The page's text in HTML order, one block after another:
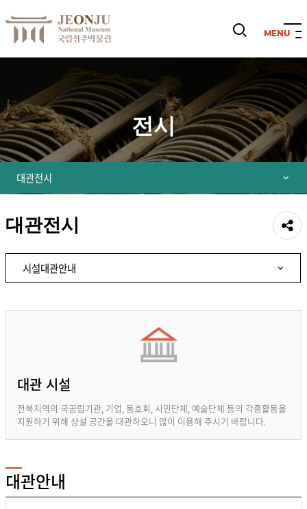
색
기
전시
대관전시
대관전시
공유
하기
시설대관안내
대관 시설
전북지역의 국공립기관, 기업, 동호회, 시민단체, 예술단체 등의 각종활동을
지원하기 위해 상설 공간을 대관하오니 많이 이용해 주시기 바랍니다.
대관안내